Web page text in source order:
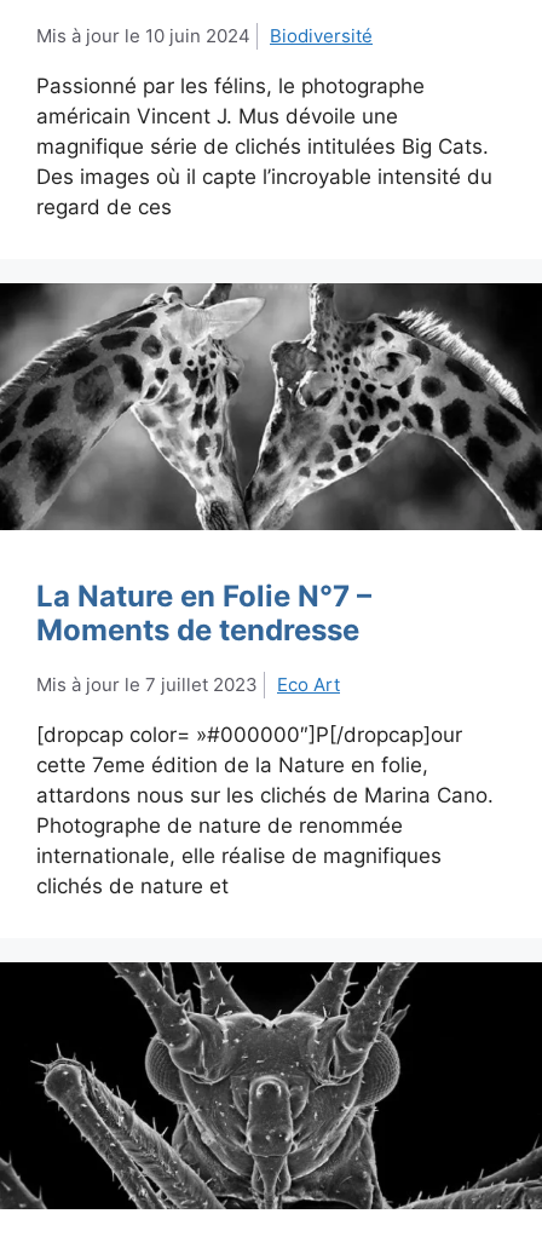
10 juin 2024 Biodiversité
Passionné par les félins, le photographe
américain Vincent J. Mus dévoile une
magnifique série de clichés intitulées Big Cats.
Des images où il capte l’incroyable intensité du
regard de ces
La Nature en Folie N°7 –
Moments de tendresse
7 juillet 2023 Eco Art
[dropcap color= »#000000″]P[/dropcap]our
cette 7eme édition de la Nature en folie,
attardons nous sur les clichés de Marina Cano.
Photographe de nature de renommée
internationale, elle réalise de magnifiques
clichés de nature et